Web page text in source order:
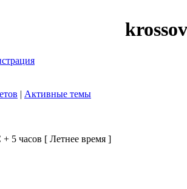
| Активные темы
5 часов [ Летнее время ]